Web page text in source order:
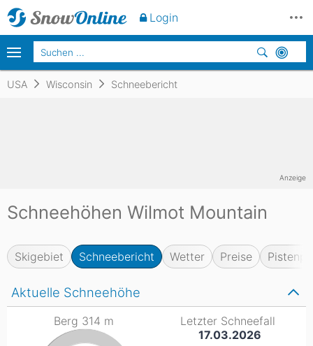
USA Wisconsin Schneebericht
Schneehöhen Wilmot Mountain
Skigebiet Schneebericht Wetter Preise
Aktuelle Schneehöhe
Berg 314 m
Letzter Schneefall
17.03.2026
Anzeige
Login